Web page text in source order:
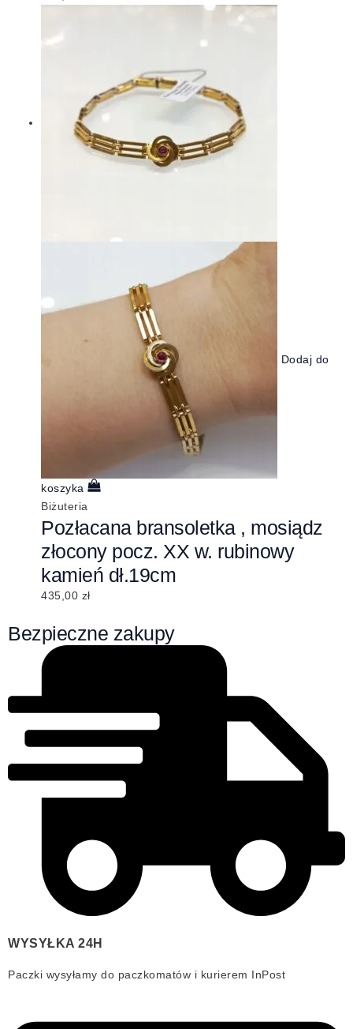
Dodaj do
koszyka
Biżuteria
Pozłacana bransoletka , mosiądz
złocony pocz. XX w. rubinowy
kamień dł.19cm
435,00 zł
Bezpieczne zakupy
WYSYŁKA 24H
Paczki wysyłamy do paczkomatów i kurierem InPost